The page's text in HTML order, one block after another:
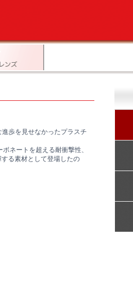
歩を見せなかったプラスチ
ネートを超える耐衝撃性、
る素材として登場したの